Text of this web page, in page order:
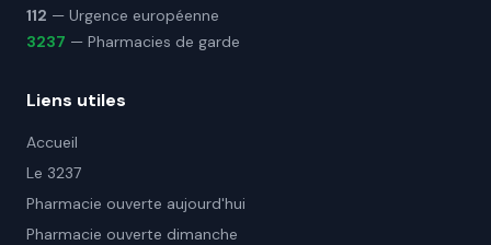
112 — Urgence européenne
3237 — Pharmacies de garde
Liens utiles
Accueil
Le 3237
Pharmacie ouverte aujourd'hui
Pharmacie ouverte dimanche